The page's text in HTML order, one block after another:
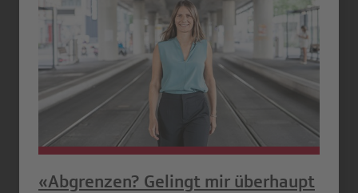
«Abgrenzen? Gelingt mir überhaupt